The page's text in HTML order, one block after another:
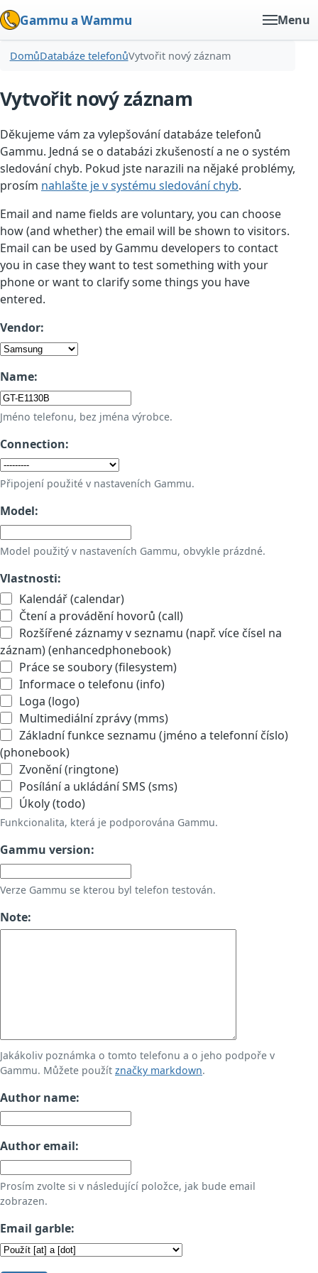
Gammu a Wammu Menu
DomůDatabáze telefonůVytvořit nový záznam
Vytvořit nový záznam
Děkujeme vám za vylepšování databáze telefonů
Gammu. Jedná se o databázi zkušeností a ne o systém
sledování chyb. Pokud jste narazili na nějaké problémy,
prosím nahlašte je v systému sledování chyb.
Email and name fields are voluntary, you can choose
how (and whether) the email will be shown to visitors.
Email can be used by Gammu developers to contact
you in case they want to test something with your
phone or want to clarify some things you have
entered.
Vendor:
Name:
Jméno telefonu, bez jména výrobce.
Connection:
Připojení použité v nastaveních Gammu.
Model:
Model použitý v nastaveních Gammu, obvykle prázdné.
Vlastnosti:
Kalendář (calendar)
Čtení a provádění hovorů (call)
Rozšířené záznamy v seznamu (např. více čísel na
záznam) (enhancedphonebook)
Práce se soubory (filesystem)
Informace o telefonu (info)
Loga (logo)
Multimediální zprávy (mms)
Základní funkce seznamu (jméno a telefonní číslo)
(phonebook)
Zvonění (ringtone)
Posílání a ukládání SMS (sms)
Úkoly (todo)
Funkcionalita, která je podporována Gammu.
Gammu version:
Verze Gammu se kterou byl telefon testován.
Note:
Jakákoliv poznámka o tomto telefonu a o jeho podpoře v
Gammu. Můžete použít značky markdown.
Author name:
Author email:
Prosím zvolte si v následující položce, jak bude email
zobrazen.
Email garble: